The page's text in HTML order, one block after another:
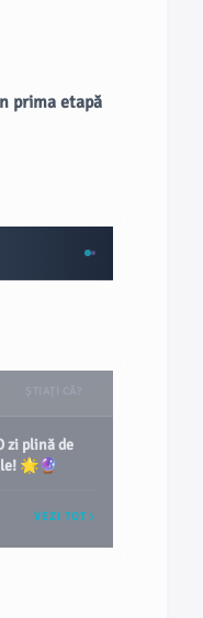
prima etapă
zi plină de
🌟🔮
VEZI TOT